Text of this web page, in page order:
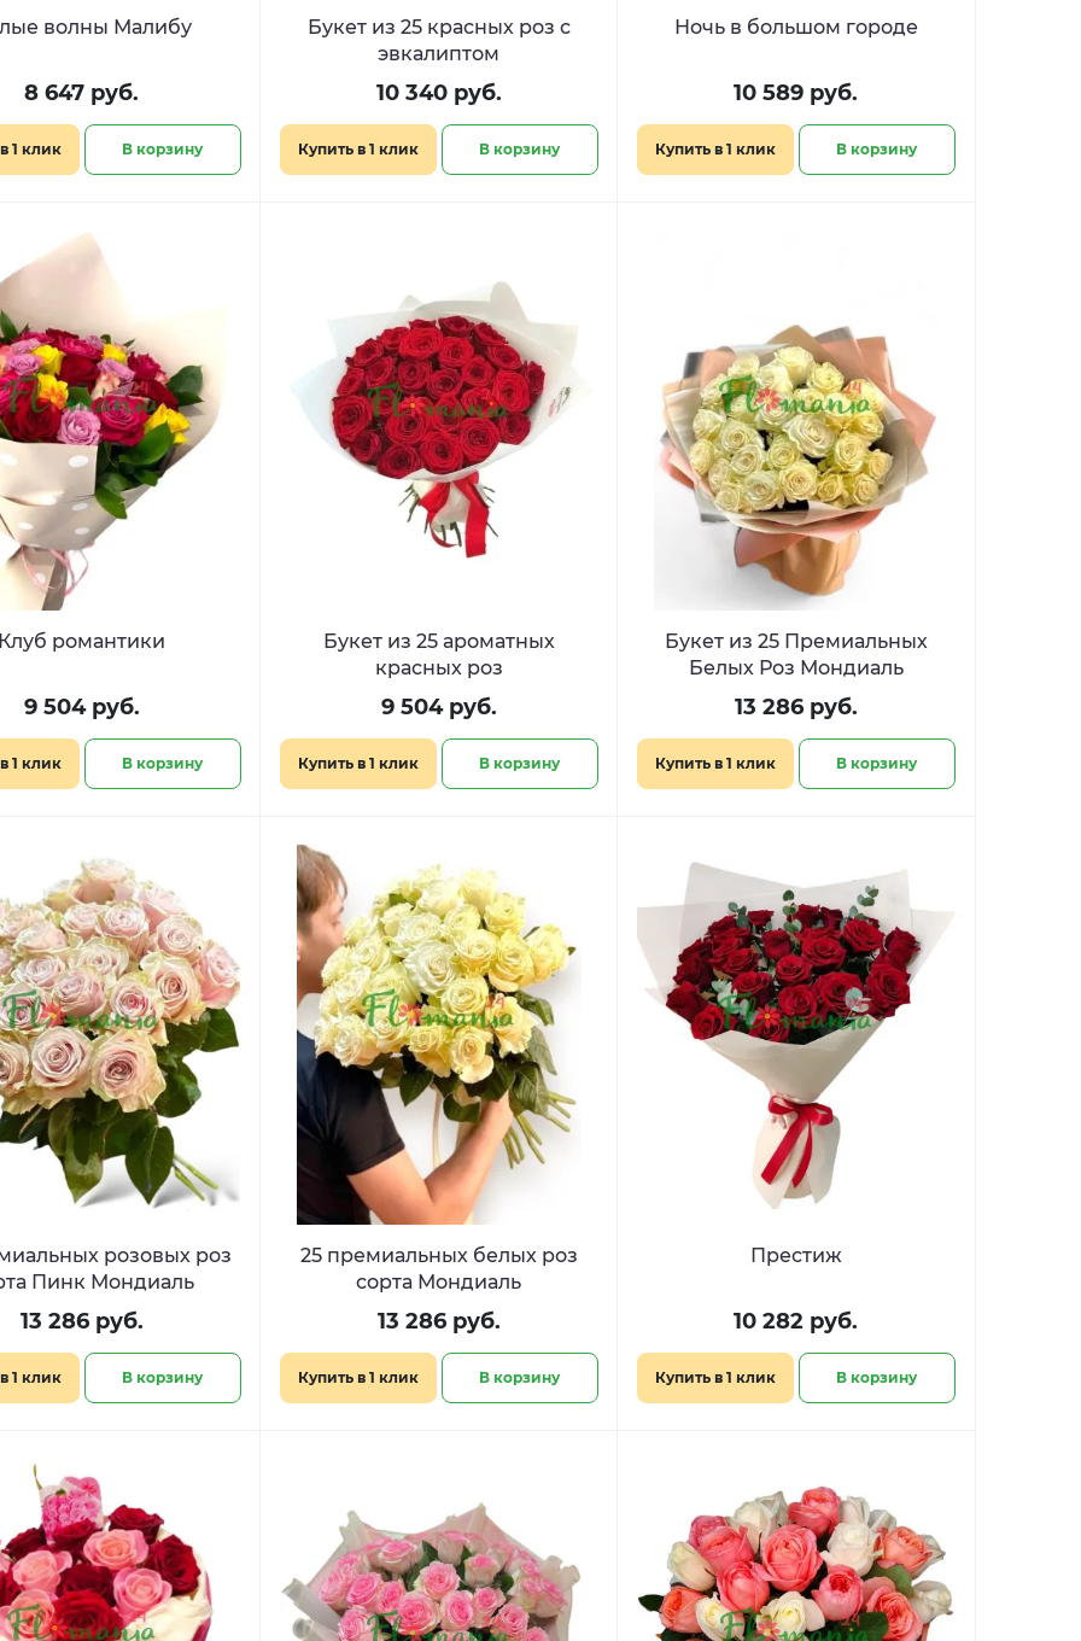
волны Малибу
8 647 руб.
1 клик В корзину
Букет из 25 красных роз с
эвкалиптом
10 340 руб.
Купить в 1 клик В корзину
Ночь в большом городе
10 589 руб.
Купить в 1 клик В корзину
романтики
9 504 руб.
1 клик В корзину
Букет из 25 ароматных
красных роз
9 504 руб.
Купить в 1 клик В корзину
Букет из 25 Премиальных
Белых Роз Мондиаль
13 286 руб.
Купить в 1 клик В корзину
розовых роз
Пинк Мондиаль
13 286 руб.
1 клик В корзину
25 премиальных белых роз
сорта Мондиаль
13 286 руб.
Купить в 1 клик В корзину
Престиж
10 282 руб.
Купить в 1 клик В корзину